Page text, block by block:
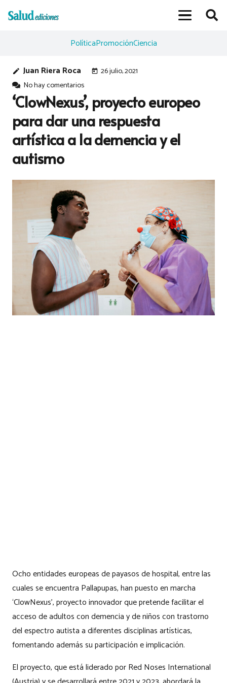
PolíticaPromociónCiencia
edit Juan Riera Roca today 26 julio, 2021
No hay comentarios
‘ClowNexus’, proyecto europeo
para dar una respuesta
artística a la demencia y el
autismo
Ocho entidades europeas de payasos de hospital, entre las
cuales se encuentra Pallapupas, han puesto en marcha
‘ClowNexus’, proyecto innovador que pretende facilitar el
acceso de adultos con demencia y de niños con trastorno
del espectro autista a diferentes disciplinas artísticas,
fomentando además su participación e implicación.
El proyecto, que está liderado por Red Noses International